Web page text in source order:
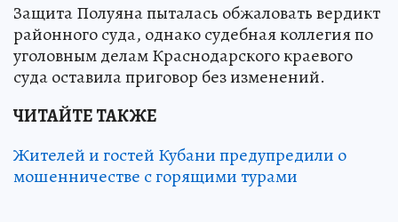
Защита Полуяна пыталась обжаловать вердикт
районного суда, однако судебная коллегия по
уголовным делам Краснодарского краевого
суда оставила приговор без изменений.
ЧИТАЙТЕ ТАКЖЕ
Жителей и гостей Кубани предупредили о
мошенничестве с горящими турами